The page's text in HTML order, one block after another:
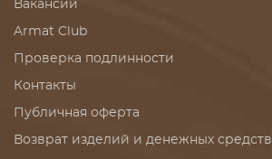
Вакансии
Armat Club
Проверка подлинности
Контакты
Публичная оферта
Возврат изделий и денежных средств